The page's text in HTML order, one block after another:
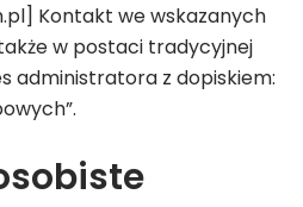
Kontakt we wskazanych
w postaci tradycyjnej
administratora z dopiskiem: